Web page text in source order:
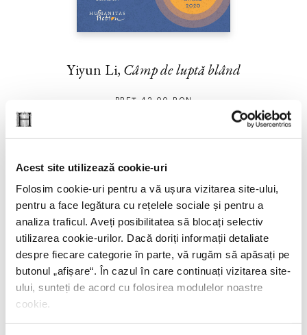
Acest site utilizează cookie-uri
Folosim cookie-uri pentru a vă ușura vizitarea site-ului,
pentru a face legătura cu rețelele sociale și pentru a
analiza traficul. Aveți posibilitatea să blocați selectiv
utilizarea cookie-urilor. Dacă doriți informații detaliate
despre fiecare categorie în parte, vă rugăm să apăsați pe
butonul „afișare“. În cazul în care continuați vizitarea site-
ului, sunteți de acord cu folosirea modulelor noastre
cookie.
Yiyun Li, Câmp de luptă blând
PREȚ 42.00 RON